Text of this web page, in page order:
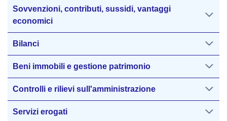
Sovvenzioni, contributi, sussidi, vantaggi
economici
Bilanci
Beni immobili e gestione patrimonio
Controlli e rilievi sull'amministrazione
Servizi erogati